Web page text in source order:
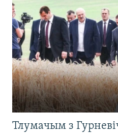
Тлумачым з